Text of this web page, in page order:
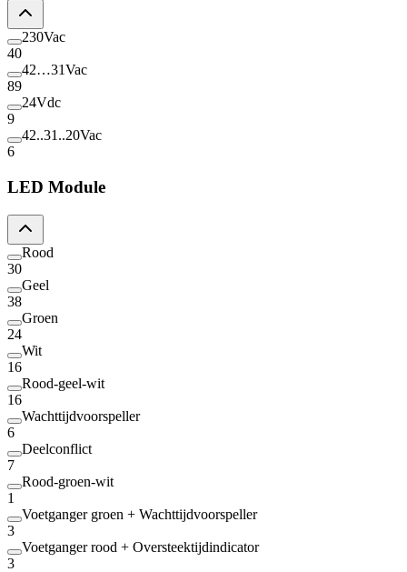
230Vac
40
42…31Vac
89
24Vdc
9
42..31..20Vac
6
LED Module
Rood
30
Geel
38
Groen
24
Wit
16
Rood-geel-wit
16
Wachttijdvoorspeller
6
Deelconflict
7
Rood-groen-wit
1
Voetganger groen + Wachttijdvoorspeller
3
Voetganger rood + Oversteektijdindicator
3